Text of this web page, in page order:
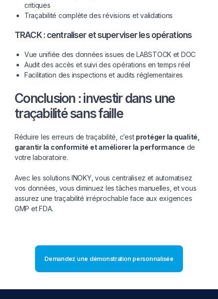
critiques
Traçabilité complète des révisions et validations
TRACK : centraliser et superviser les opérations
Vue unifiée des données issues de LABSTOCK et DOC
Audit des accès et suivi des opérations en temps réel
Facilitation des inspections et audits réglementaires
Conclusion : investir dans une
traçabilité sans faille
Réduire les erreurs de traçabilité, c’est protéger la qualité,
garantir la conformité et améliorer la performance de
votre laboratoire.
Avec les solutions INOKY, vous centralisez et automatisez
vos données, vous diminuez les tâches manuelles, et vous
assurez une traçabilité irréprochable face aux exigences
GMP et FDA.
Demandez une démonstration personnalisée